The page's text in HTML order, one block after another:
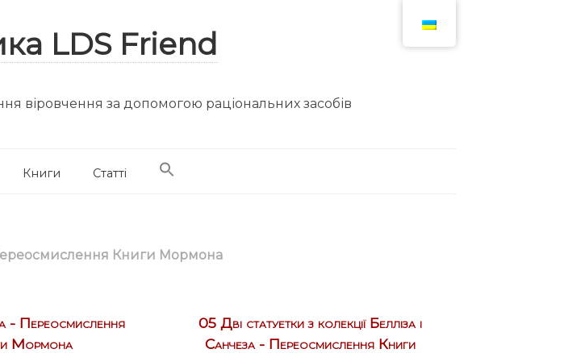
віровчення за допомогою раціональних засобів
Книги Статті
Книги Мормона
- Переосмислення
Мормона
05 Дві статуетки з колекції Белліза і
Санчеза - Переосмислення Книги